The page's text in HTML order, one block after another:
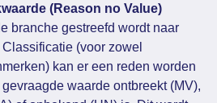
(Reason no Value)
branche gestreefd wordt naar
(voor zowel
kan er een reden worden
waarde ontbreekt (MV),